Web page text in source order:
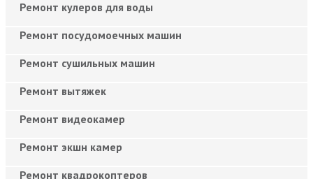
Ремонт кулеров для воды
Ремонт посудомоечных машин
Ремонт сушильных машин
Ремонт вытяжек
Ремонт видеокамер
Ремонт экшн камер
Ремонт квадрокоптеров